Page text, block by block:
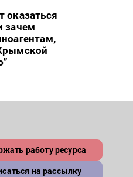
оказаться
зачем
работу ресурса
на рассылку